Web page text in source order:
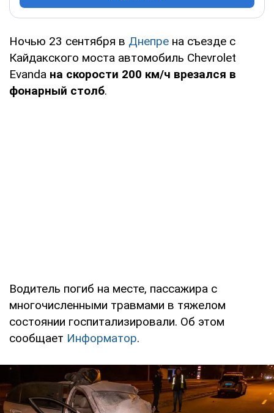
Ночью 23 сентября в Днепре на съезде с
Кайдакского моста автомобиль Chevrolet
Evanda на скорости 200 км/ч врезался в
фонарный столб.
Водитель погиб на месте, пассажира с
многочисленными травмами в тяжелом
состоянии госпитализировали. Об этом
сообщает Информатор.